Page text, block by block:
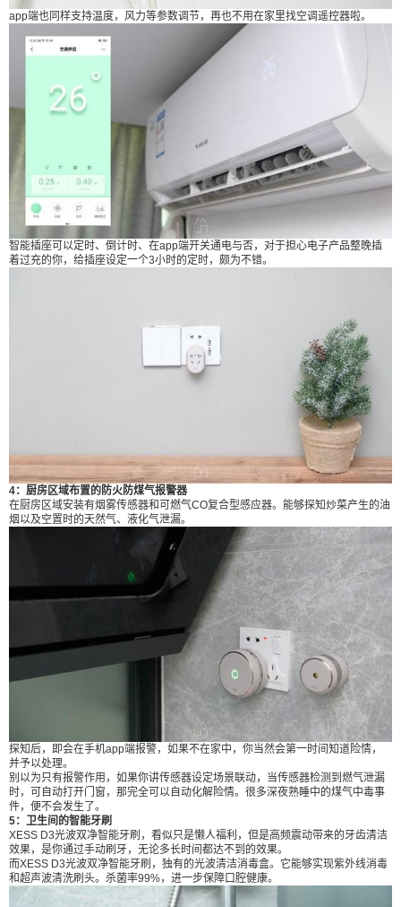
app端也同样支持温度，风力等参数调节，再也不用在家里找空调遥控器啦。
智能插座可以定时、倒计时、在app端开关通电与否，对于担心电子产品整晚插
着过充的你，给插座设定一个3小时的定时，颇为不错。
4：厨房区域布置的防火防煤气报警器
在厨房区域安装有烟雾传感器和可燃气CO复合型感应器。能够探知炒菜产生的油
烟以及空置时的天然气、液化气泄漏。
探知后，即会在手机app端报警，如果不在家中，你当然会第一时间知道险情，
并予以处理。
别以为只有报警作用，如果你讲传感器设定场景联动，当传感器检测到燃气泄漏
时，可自动打开门窗，那完全可以自动化解险情。很多深夜熟睡中的煤气中毒事
件，便不会发生了。
5：卫生间的智能牙刷
XESS D3光波双净智能牙刷，看似只是懒人福利，但是高频震动带来的牙齿清洁
效果，是你通过手动刷牙，无论多长时间都达不到的效果。
而XESS D3光波双净智能牙刷，独有的光波清洁消毒盒。它能够实现紫外线消毒
和超声波清洗刷头。杀菌率99%，进一步保障口腔健康。
5 10 元
20 50 元 自定义
立刻支付
付费内容
¥
6位以上